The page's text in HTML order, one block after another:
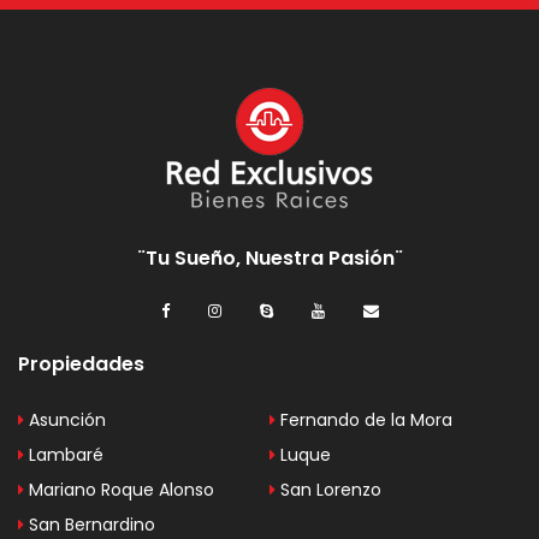
¨Tu Sueño, Nuestra Pasión¨
Propiedades
Asunción
Fernando de la Mora
Lambaré
Luque
Mariano Roque Alonso
San Lorenzo
San Bernardino